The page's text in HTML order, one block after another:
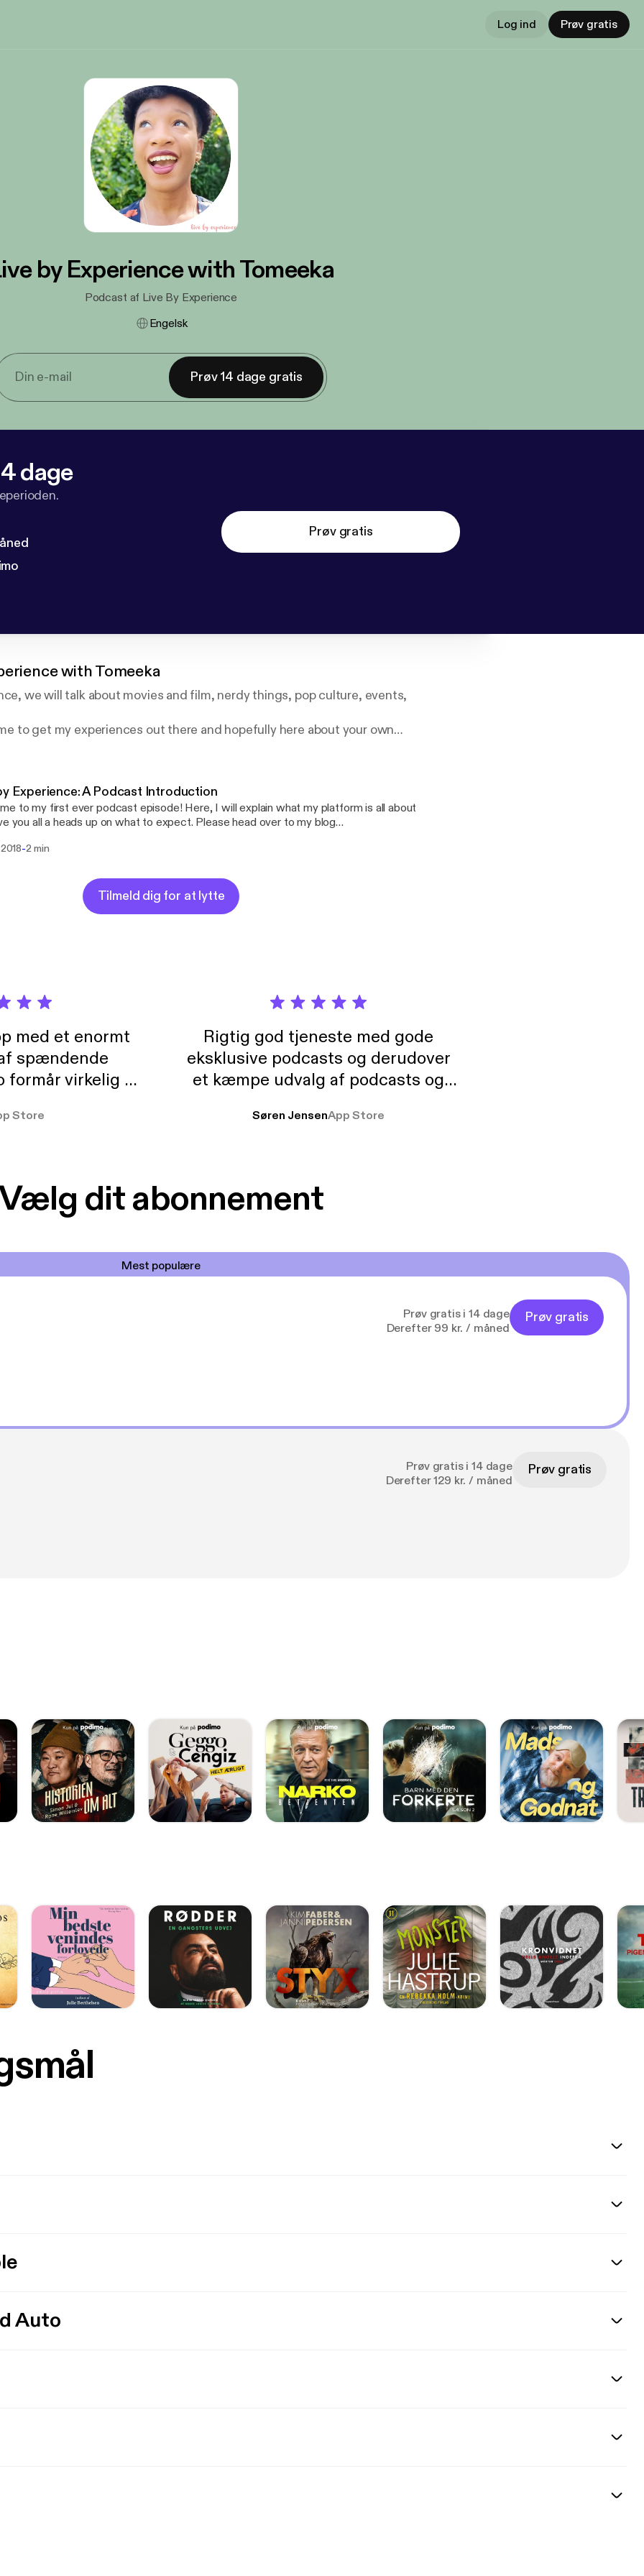
Log ind Prøv gratis
by Experience with Tomeeka
Podcast af Live By Experience
Engelsk
Prøv 14 dage gratis
dage
Prøv gratis
with Tomeeka
we will talk about movies and film, nerdy things, pop culture, events,
to get my experiences out there and hopefully here about your own
Experience: A Podcast Introduction
to my first ever podcast episode! Here, I will explain what my platform is all about
you all a heads up on what to expect. Please head over to my blog
Instagram: @meek_bynature and @loveagood_photo
-2 min
Tilmeld dig for at lytte
med et enormt
spændende
formår virkelig at
At der så også
Store
Rigtig god tjeneste med gode
eksklusive podcasts og derudover
et kæmpe udvalg af podcasts og
ikke andet så udelukkende pga
Søren JensenApp Store
dit abonnement
Mest populære
Prøv gratis i 14 dage
Derefter 99 kr. / måned
Prøv gratis
Prøv gratis i 14 dage
Derefter 129 kr. / måned
Prøv gratis
Auto